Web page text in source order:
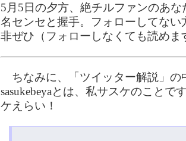
5月5日の夕方、絶チルファンのあ
名センセと握手。フォローしてない
非ぜひ（フォローしなくても読めま
ちなみに、「ツイッター解説」の
sasukebeyaとは、私サスケのこと
ケえらい！